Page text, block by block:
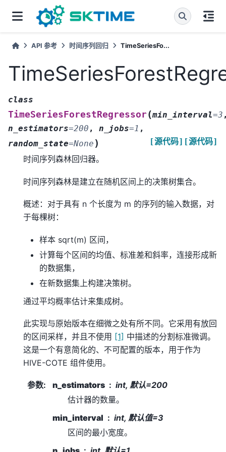
API 参考 时间序列回归 TimeSeriesFo...
class
TimeSeriesForestRegressor(min_interval=3
n_estimators=200 , n_jobs=1 ,
random_state=None ) [源代码]
[源代码]
时间序列森林回归器。
时间序列森林是建立在随机区间上的决策树集合。
概述：对于具有 n 个长度为 m 的序列的输入数据，对
于每棵树：
样本 sqrt(m) 区间，
计算每个区间的均值、标准差和斜率，连接形成新
的数据集，
在新数据集上构建决策树。
通过平均概率估计来集成树。
此实现与原始版本在细微之处有所不同。它采用有放回
的区间采样，并且不使用 [1] 中描述的分割标准微调。
这是一个有意简化的、不可配置的版本，用于作为
HIVE-COTE 组件使用。
参数: n_estimators
int, 默认=200
估计器的数量。
min_interval
int, 默认值=3
区间的最小宽度。